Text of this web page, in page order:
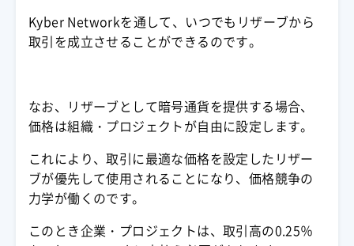
Kyber Networkを通して、いつでもリザーブから
取引を成立させることができるのです。
なお、リザーブとして暗号通貨を提供する場合、
価格は組織・プロジェクトが自由に設定します。
これにより、取引に最適な価格を設定したリザー
ブが優先して使用されることになり、価格競争の
力学が働くのです。
このとき企業・プロジェクトは、取引高の0.25％